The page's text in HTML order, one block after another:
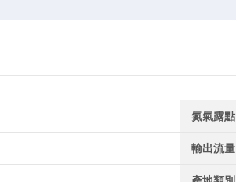
氮氣露點
輸出流量